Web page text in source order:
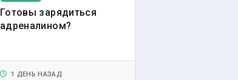
Готовы зарядиться
адреналином?
1 ДЕНЬ НАЗАД